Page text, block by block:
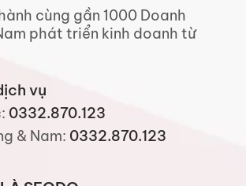
cùng gần 1000 Doanh
phát triển kinh doanh từ
vụ
0332.870.123
& Nam: 0332.870.123